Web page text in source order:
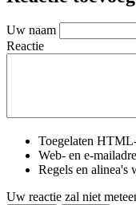
Uw naam
Reactie
Toegelaten
Web- en e-
Regels en alinea's
Uw reactie zal niet